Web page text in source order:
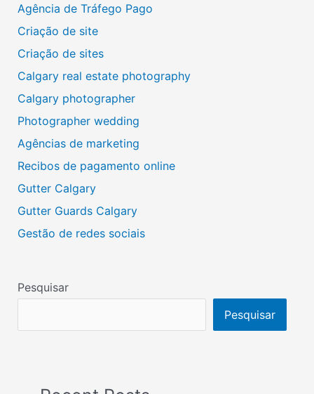
Agência de Tráfego Pago
Criação de site
Criação de sites
Calgary real estate photography
Calgary photographer
Photographer wedding
Agências de marketing
Recibos de pagamento online
Gutter Calgary
Gutter Guards Calgary
Gestão de redes sociais
Pesquisar
Pesquisar